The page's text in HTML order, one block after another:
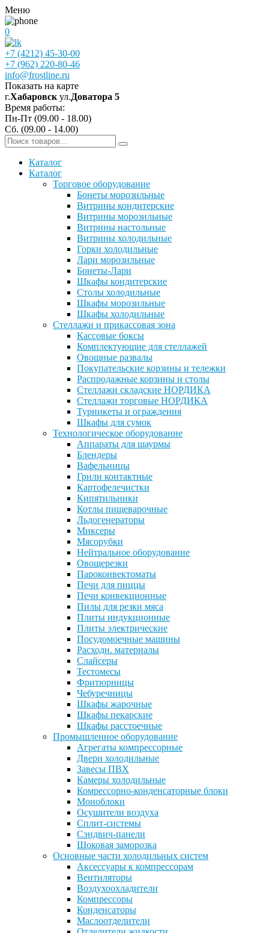
Меню
0
+7 (4212) 45-30-00
+7 (962) 220-80-46
info@frostline.ru
Показать на карте
г.Хабаровск ул.Доватора 5
Время работы:
Пн-Пт (09.00 - 18.00)
Сб. (09.00 - 14.00)
Каталог
Каталог
Торговое оборудование
Бонеты морозильные
Витрины кондитерские
Витрины морозильные
Витрины настольные
Витрины холодильные
Горки холодильные
Лари морозильные
Бонеты-Лари
Шкафы кондитерские
Столы холодильные
Шкафы морозильные
Шкафы холодильные
Стеллажи и прикассовая зона
Кассовые боксы
Комплектующие для стеллажей
Овощные развалы
Покупательские корзины и тележки
Распродажные корзины и столы
Стеллажи складские НОРДИКА
Стеллажи торговые НОРДИКА
Турникеты и ограждения
Шкафы для сумок
Технологическое оборудование
Аппараты для шаурмы
Блендеры
Вафельницы
Грили контактные
Картофелечистки
Кипятильники
Котлы пищеварочные
Льдогенераторы
Миксеры
Мясорубки
Нейтральное оборудование
Овощерезки
Пароконвектоматы
Печи для пиццы
Печи конвекционные
Пилы для резки мяса
Плиты индукционные
Плиты электрические
Посудомоечные машины
Расходн. материалы
Слайсеры
Тестомесы
Фритюрницы
Чебуречницы
Шкафы жарочные
Шкафы пекарские
Шкафы расстоечные
Промышленное оборудование
Агрегаты компрессорные
Двери холодильные
Завесы ПВХ
Камеры холодильные
Комрессорно-конденсаторные блоки
Моноблоки
Осушители воздуха
Сплит-системы
Сэндвич-панели
Шоковая заморозка
Основные части холодильных систем
Аксессуары к компрессорам
Вентиляторы
Воздухоохладители
Компрессоры
Конденсаторы
Маслоотделители